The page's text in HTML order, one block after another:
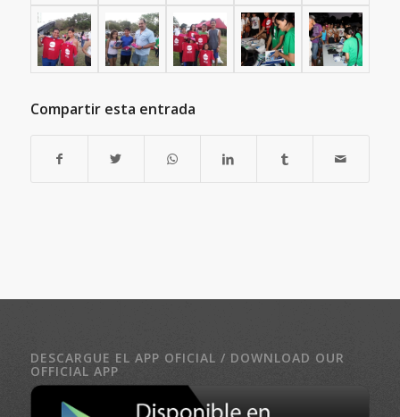
Compartir esta entrada
DESCARGUE EL APP OFICIAL / DOWNLOAD OUR
OFFICIAL APP